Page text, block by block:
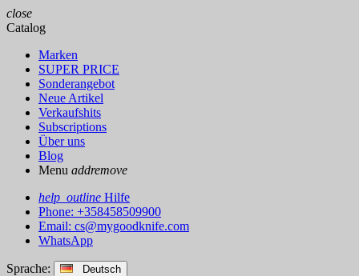
close
Catalog
Marken
SUPER PRICE
Sonderangebot
Neue Artikel
Verkaufshits
Subscriptions
Über uns
Blog
Menu addremove
help_outline Hilfe
Phone: +358458509900
Email: cs@mygoodknife.com
WhatsApp
Sprache: Deutsch